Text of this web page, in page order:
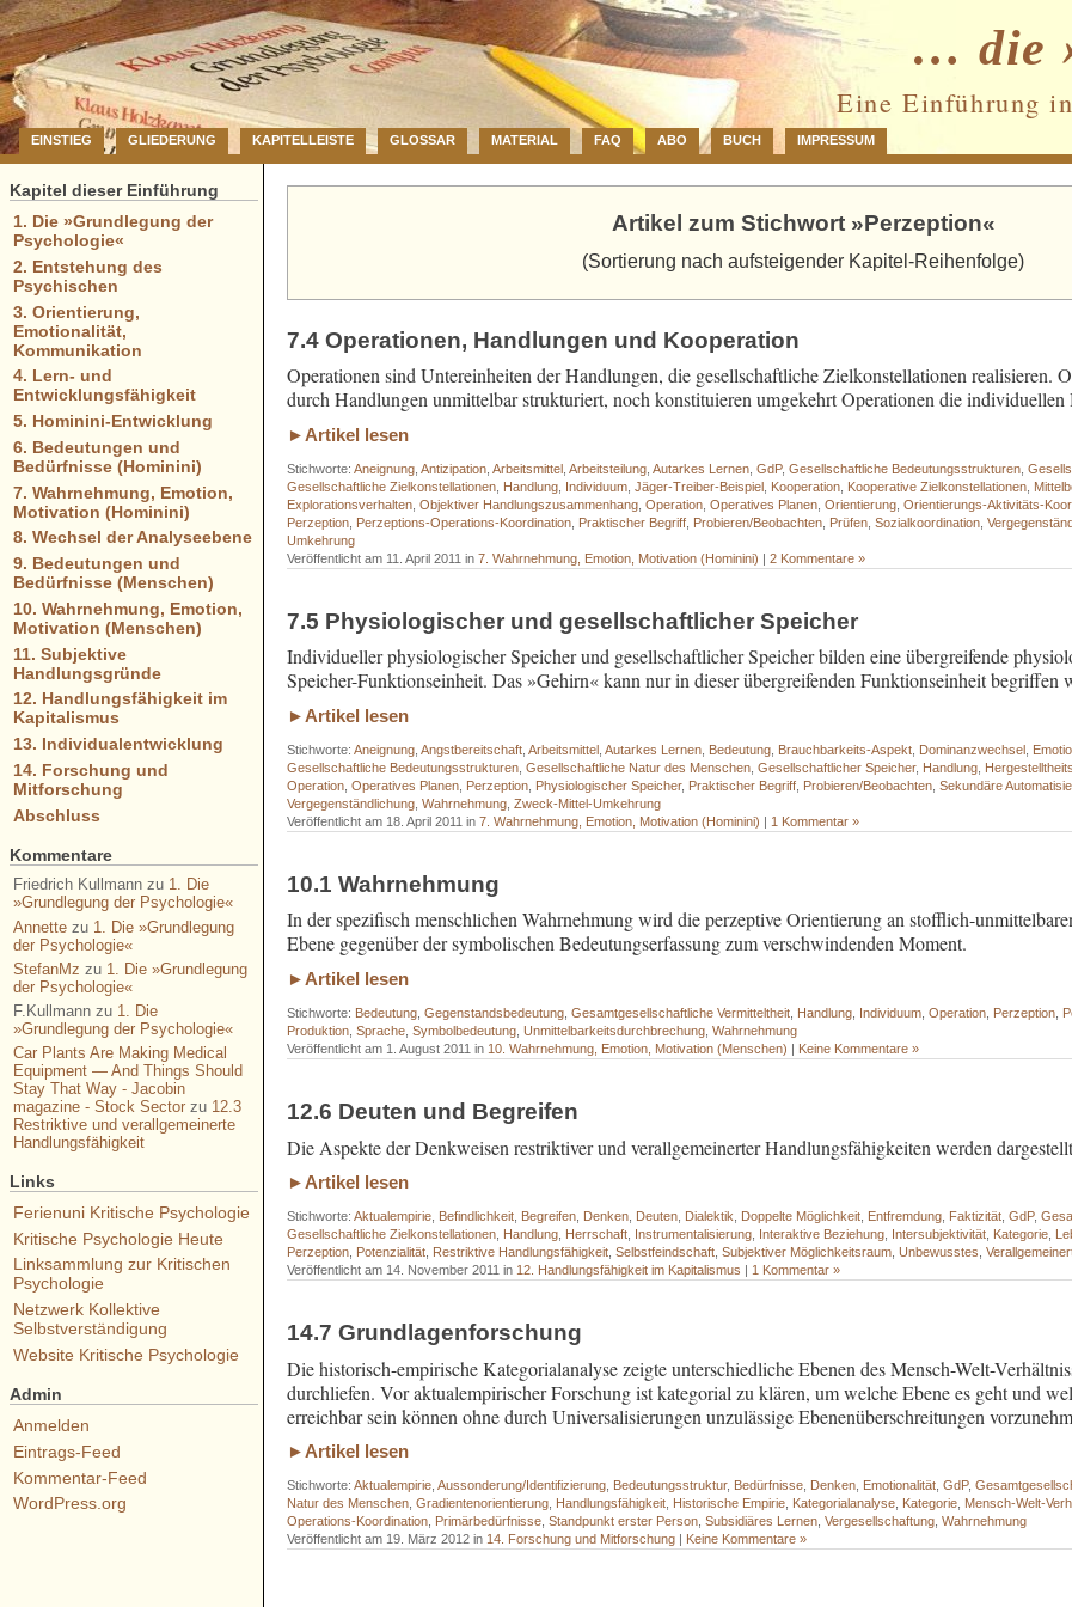
… die
Eine Einführung
EINSTIEG GLIEDERUNG KAPITELLEISTE GLOSSAR MATERIAL FAQ ABO BUCH IMPRESSUM
Artikel zum Stichwort »Perzeption«
(Sortierung nach aufsteigender Kapitel-Reihenfolge)
7.4 Operationen, Handlungen und Kooperation
Operationen sind Untereinheiten der Handlungen, die gesellschaftliche Zielkonstellationen realisieren.
durch Handlungen unmittelbar strukturiert, noch konstituieren umgekehrt Operationen die individuellen
►Artikel lesen
Stichworte:Aneignung ,Antizipation ,Arbeitsmittel ,Arbeitsteilung ,Autarkes Lernen ,GdP,Gesellschaftliche Bedeutungsstrukturen ,
Gesellschaftliche Zielkonstellationen Handlung Individuum ,Jäger-Treiber-Beispiel Kooperation Kooperative Zielkonstellationen
Explorationsverhalten ,Objektiver Handlungszusammenhang ,Operation ,Operatives Planen ,Orientierung ,Orientierungs-Aktivitäts-
Perzeption Perzeptions-Operations-Koordination Praktischer Begriff Probieren/Beobachten Prüfen ,Sozialkoordination ,
Umkehrung
Veröffentlicht am 11. April 2011 in7. Wahrnehmung, Emotion, Motivation (Hominini) |2 Kommentare »
7.5 Physiologischer und gesellschaftlicher Speicher
Individueller physiologischer Speicher und gesellschaftlicher Speicher bilden eine übergreifende
Speicher-Funktionseinheit. Das »Gehirn« kann nur in dieser übergreifenden Funktionseinheit begriffen
►Artikel lesen
Stichworte:Aneignung ,Angstbereitschaft ,Arbeitsmittel ,Autarkes Lernen Bedeutung Brauchbarkeits-Aspekt Dominanzwechsel
Gesellschaftliche Bedeutungsstrukturen ,Gesellschaftliche Natur des Menschen ,Gesellschaftlicher Speicher, Handlung
Operation ,Operatives Planen Perzeption Physiologischer Speicher, Praktischer Begriff Probieren/Beobachten ,Sekundäre
Vergegenständlichung ,Wahrnehmung ,Zweck-Mittel-Umkehrung
Veröffentlicht am 18. April 2011 in7. Wahrnehmung, Emotion, Motivation (Hominini) | 1 Kommentar »
10.1 Wahrnehmung
In der spezifisch menschlichen Wahrnehmung wird die perzeptive Orientierung an stofflich-
Ebene gegenüber der symbolischen Bedeutungserfassung zum verschwindenden Moment.
►Artikel lesen
Stichworte: Bedeutung ,Gegenstandsbedeutung ,Gesamtgesellschaftliche Vermitteltheit Handlung Individuum ,Operation Perzeption
Produktion ,Sprache ,Symbolbedeutung ,Unmittelbarkeitsdurchbrechung ,Wahrnehmung
Veröffentlicht am 1. August 2011 in 10. Wahrnehmung, Emotion, Motivation (Menschen) | Keine Kommentare »
12.6 Deuten und Begreifen
Die Aspekte der Denkweisen restriktiver und verallgemeinerter Handlungsfähigkeiten werden
►Artikel lesen
Stichworte:Aktualempirie Befindlichkeit Begreifen Denken Deuten Dialektik Doppelte Möglichkeit Entfremdung Faktizität ,GdP,
Gesellschaftliche Zielkonstellationen
Handlung Herrschaft Instrumentalisierung Interaktive Beziehung Intersubjektivität Kategorie
Perzeption
Potenzialität Restriktive Handlungsfähigkeit ,Selbstfeindschaft ,Subjektiver Möglichkeitsraum ,Unbewusstes ,
Veröffentlicht am 14. November 2011 in 12. Handlungsfähigkeit im Kapitalismus 1 Kommentar »
14.7 Grundlagenforschung
Die historisch-empirische Kategorialanalyse zeigte unterschiedliche Ebenen des Mensch-Welt-
durchliefen. Vor aktualempirischer Forschung ist kategorial zu klären, um welche Ebene es geht und
erreichbar sein können ohne durch Universalisierungen unzulässige Ebenenüberschreitungen
►Artikel lesen
Stichworte:Aktualempirie,Aussonderung/Identifizierung, Bedeutungsstruktur, Bedürfnisse, Denken, Emotionalität,GdP,
Natur des Menschen,Gradientenorientierung, Handlungsfähigkeit, Historische Empirie, Kategorialanalyse, Kategorie, Mensch-Welt-
Operations-Koordination, Primärbedürfnisse,Standpunkt erster Person,Subsidiäres Lernen,Vergesellschaftung,Wahrnehmung
Veröffentlicht am 19. März 2012 in14. Forschung und Mitforschung Keine Kommentare »
Kapitel dieser Einführung
1. Die »Grundlegung der
Psychologie«
2. Entstehung des
Psychischen
3. Orientierung,
Emotionalität,
Kommunikation
4. Lern- und
Entwicklungsfähigkeit
5. Hominini-Entwicklung
6. Bedeutungen und
Bedürfnisse (Hominini)
7. Wahrnehmung, Emotion,
Motivation (Hominini)
8. Wechsel der Analyseebene
9. Bedeutungen und
Bedürfnisse (Menschen)
10. Wahrnehmung, Emotion,
Motivation (Menschen)
11. Subjektive
Handlungsgründe
12. Handlungsfähigkeit im
Kapitalismus
13. Individualentwicklung
14. Forschung und
Mitforschung
Abschluss
Kommentare
Friedrich Kullmannzu 1. Die
»Grundlegung der Psychologie«
Annettezu 1. Die »Grundlegung
der Psychologie«
StefanMz zu 1. Die »Grundlegung
der Psychologie«
F.Kullmannzu 1. Die
»Grundlegung der Psychologie«
Car Plants Are Making Medical
Equipment — And Things Should
Stay That Way - Jacobin
magazine - Stock Sectorzu 12.3
Restriktive und verallgemeinerte
Handlungsfähigkeit
Links
Ferienuni Kritische Psychologie
Kritische Psychologie Heute
Linksammlung zur Kritischen
Psychologie
Netzwerk Kollektive
Selbstverständigung
Website Kritische Psychologie
Admin
Anmelden
Eintrags-Feed
Kommentar-Feed
WordPress.org